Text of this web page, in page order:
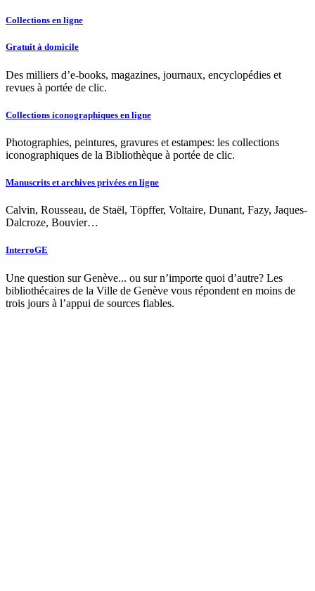
Collections en ligne
Gratuit à domicile
Des milliers d’e-books, magazines, journaux, encyclopédies et
revues à portée de clic.
Collections iconographiques en ligne
Photographies, peintures, gravures et estampes: les collections
iconographiques de la Bibliothèque à portée de clic.
Manuscrits et archives privées en ligne
Calvin, Rousseau, de Staël, Töpffer, Voltaire, Dunant, Fazy, Jaques-
Dalcroze, Bouvier…
InterroGE
Une question sur Genève... ou sur n’importe quoi d’autre? Les
bibliothécaires de la Ville de Genève vous répondent en moins de
trois jours à l’appui de sources fiables.